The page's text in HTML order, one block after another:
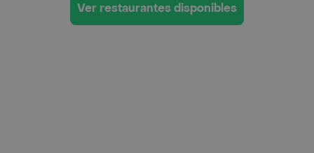
Ver restaurantes disponibles